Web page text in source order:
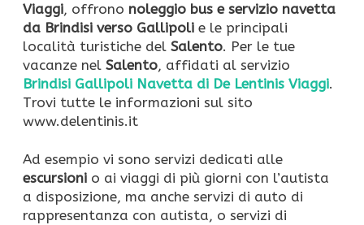
Viaggi, offrono noleggio bus e servizio navetta
da Brindisi verso Gallipoli e le principali
località turistiche del Salento. Per le tue
vacanze nel Salento, affidati al servizio
Brindisi Gallipoli Navetta di De Lentinis Viaggi.
Trovi tutte le informazioni sul sito
www.delentinis.it
Ad esempio vi sono servizi dedicati alle
escursioni o ai viaggi di più giorni con l’autista
a disposizione, ma anche servizi di auto di
rappresentanza con autista, o servizi di